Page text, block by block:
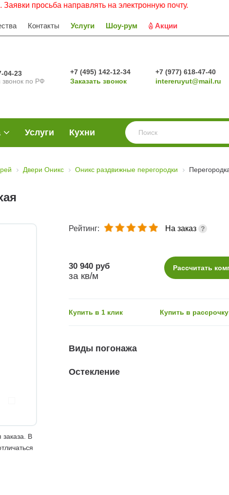
направлять на электронную почту.
Контакты Услуги Шоу-рум Акции
04-23
звонок по РФ
+7 (495) 142-12-34
Заказать звонок
+7 (977) 618-47-40
intereruyut@mail.ru
Услуги Кухни
Двери Оникс Оникс раздвижные перегородки
В
Рейтинг: На заказ
30 940 руб
за кв/м
Рассчитать
Купить в 1 клик Купить в рассрочку
Виды погонажа
Остекление